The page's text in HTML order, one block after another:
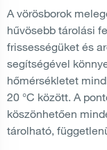
A vörösborok
hűvösebb tárolási
frissességüket és
segítségével
hőmérsékletet
20 °C között. A
köszönhetően
tárolható,